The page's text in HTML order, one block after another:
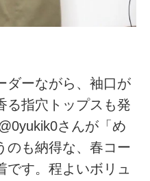
ダーながら、袖口が
る指穴トップスも発
さんが「め
のも納得な、春コー
です。程よいボリュ